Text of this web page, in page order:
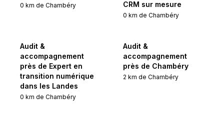
0 km de Chambéry CRM sur mesure
0 km de Chambéry
Audit &
accompagnement
près de Expert en
transition numérique
dans les Landes
0 km de Chambéry
Audit &
accompagnement
près de Chambéry
2 km de Chambéry